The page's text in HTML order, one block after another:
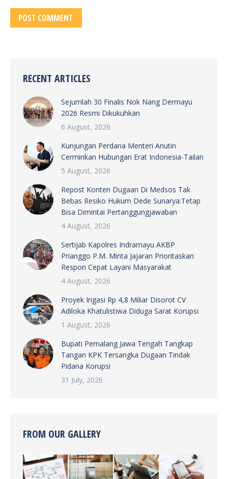
POST COMMENT
RECENT ARTICLES
Sejumlah 30 Finalis Nok Nang Dermayu
2026 Resmi Dikukuhkan
6 August, 2026
Kunjungan Perdana Menteri Anutin
Cerminkan Hubungan Erat Indonesia-Tailan
5 August, 2026
Repost Konten Dugaan Di Medsos Tak
Bebas Resiko Hukum Dede Sunarya:Tetap
Bisa Dimintai Pertanggungjawaban
4 August, 2026
Sertijab Kapolres Indramayu AKBP
Prianggo P.M. Minta Jajaran Prioritaskan
Respon Cepat Layani Masyarakat
4 August, 2026
Proyek Irigasi Rp 4,8 Miliar Disorot CV
Adiloka Khatulistiwa Diduga Sarat Korupsi
1 August, 2026
Bupati Pemalang Jawa Tengah Tangkap
Tangan KPK Tersangka Dugaan Tindak
Pidana Korupsi
31 July, 2026
FROM OUR GALLERY